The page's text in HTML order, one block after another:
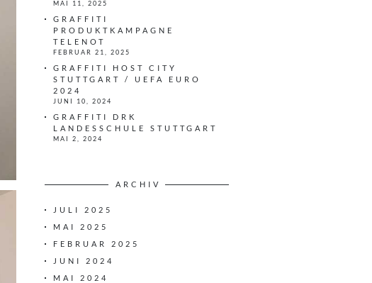
MAI 11, 2025
GRAFFITI
PRODUKTKAMPAGNE
TELENOT
FEBRUAR 21, 2025
GRAFFITI HOST CITY
STUTTGART / UEFA EURO
2024
JUNI 10, 2024
GRAFFITI DRK
LANDESSCHULE STUTTGART
MAI 2, 2024
ARCHIV
JULI 2025
MAI 2025
FEBRUAR 2025
JUNI 2024
MAI 2024